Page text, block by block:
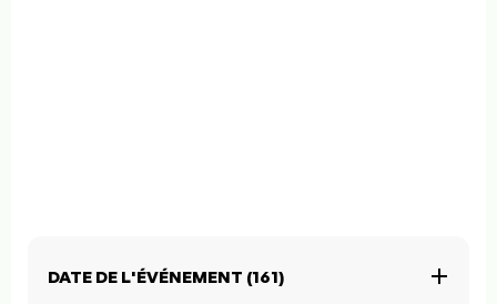
DATE DE L'ÉVÉNEMENT (161)